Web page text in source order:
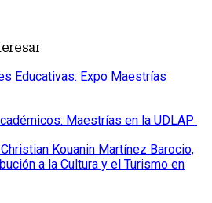
Educativas: Expo Maestrías
Maestrías en la UDLAP
Kouanin Martínez Barocio,
a la Cultura y el Turismo en